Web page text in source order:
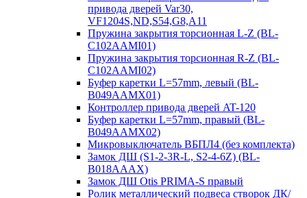
привода дверей Var30,
VF1204S,ND,S54,G8,A11
Пружина закрытия торсионная L-Z (BL-
C102AAMI01)
Пружина закрытия торсионная R-Z (BL-
C102AAMI02)
Буфер каретки L=57mm, левый (BL-
B049AAMX01)
Контроллер привода дверей AT-120
Буфер каретки L=57mm, правый (BL-
B049AAMX02)
Микровыключатель ВБПЛ4 (без комплекта)
Замок ДШ (S1-2-3R-L, S2-4-6Z) (BL-
B018AAAX)
Замок ДШ Otis PRIMA-S правый
Ролик металлический подвеса створок ДК/